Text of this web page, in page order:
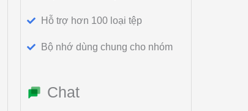
Hỗ trợ hơn 100 loại tệp
Bộ nhớ dùng chung cho nhóm
Chat